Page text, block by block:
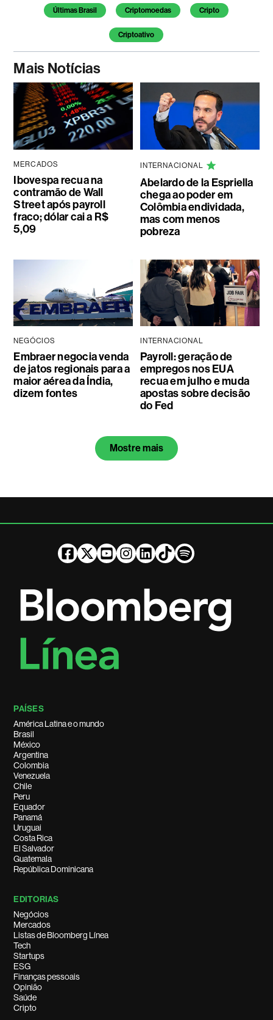
Temas deste artigo
Últimas Brasil Criptomoedas Cripto
Criptoativo
Mais Notícias
MERCADOS
Ibovespa recua na
contramão de Wall
Street após payroll
fraco; dólar cai a R$
5,09
INTERNACIONAL
Abelardo de la Espriella
chega ao poder em
Colômbia endividada,
mas com menos
pobreza
NEGÓCIOS
Embraer negocia venda
de jatos regionais para a
maior aérea da Índia,
dizem fontes
INTERNACIONAL
Payroll: geração de
empregos nos EUA
recua em julho e muda
apostas sobre decisão
do Fed
Mostre mais
PAÍSES
América Latina e o mundo
Brasil
México
Argentina
Colombia
Venezuela
Chile
Peru
Equador
Panamá
Uruguai
Costa Rica
El Salvador
Guatemala
República Dominicana
EDITORIAS
Negócios
Mercados
Listas de Bloomberg Línea
Tech
Startups
ESG
Finanças pessoais
Opinião
Saúde
Cripto